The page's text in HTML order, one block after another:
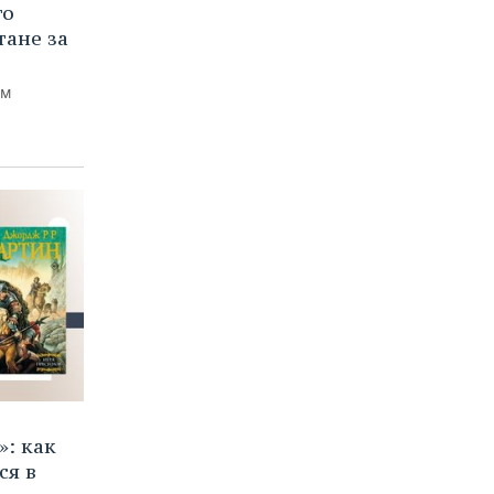
за
как
в